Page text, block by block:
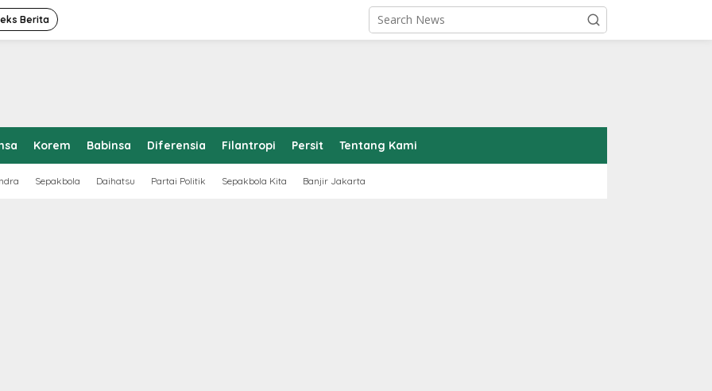
Berita
Korem Babinsa Diferensia Filantropi Persit Tentang Kami
Sepakbola Daihatsu Partai Politik Sepakbola Kita Banjir Jakarta